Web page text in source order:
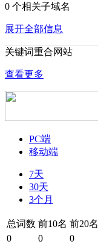
0 个相关子域名
展开全部信息
关键词重合网站
查看更多
PC端
移动端
7天
30天
3个月
总词数 前10名 前20名
0
0
0